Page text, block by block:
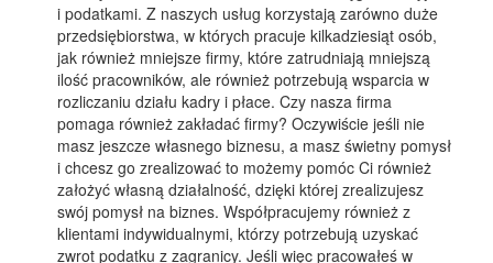
i podatkami. Z naszych usług korzystają zarówno duże
przedsiębiorstwa, w których pracuje kilkadziesiąt osób,
jak również mniejsze firmy, które zatrudniają mniejszą
ilość pracowników, ale również potrzebują wsparcia w
rozliczaniu działu kadry i płace. Czy nasza firma
pomaga również zakładać firmy? Oczywiście jeśli nie
masz jeszcze własnego biznesu, a masz świetny pomysł
i chcesz go zrealizować to możemy pomóc Ci również
założyć własną działalność, dzięki której zrealizujesz
swój pomysł na biznes. Współpracujemy również z
klientami indywidualnymi, którzy potrzebują uzyskać
zwrot podatku z zagranicy. Jeśli więc pracowałeś w